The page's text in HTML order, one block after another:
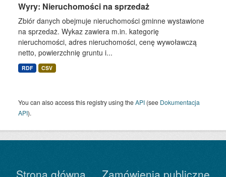
Wyry: Nieruchomości na sprzedaż
Zbiór danych obejmuje nieruchomości gminne wystawione
na sprzedaż. Wykaz zawiera m.in. kategorię
nieruchomości, adres nieruchomości, cenę wywoławczą
netto, powierzchnię gruntu i...
RDF CSV
You can also access this registry using theAPI (see Dokumentacja
API).
Strona główna Zamówienia publiczne